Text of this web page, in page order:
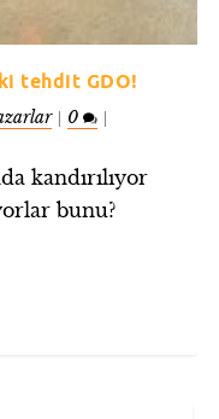
tehdit GDO!
| 0 |
kandırılıyor
bunu?